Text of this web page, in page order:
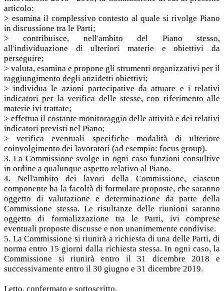
articolo:
> esamina il complessivo contesto al quale si rivolge Piano
in discussione tra le Parti;
> contribuisce, nell'ambito del Piano stesso,
all'individuazione di ulteriori materie e obiettivi da
perseguire;
> valuta, esamina e propone gli strumenti organizzativi per il
raggiungimento degli anzidetti obiettivi;
> individua le azioni partecipative da attuare e i relativi
indicatori per la verifica delle stesse, con riferimento alle
materie ivi trattate;
> effettua il costante monitoraggio delle attività e dei relativi
indicatori previsti nel Piano;
> verifica eventuali specifiche modalità di ulteriore
coinvolgimento dei lavoratori (ad esempio: focus group).
3. La Commissione svolge in ogni caso funzioni consultive
in ordine a qualunque aspetto relativo al Piano.
4. Nell'ambito dei lavori della Commissione, ciascun
componente ha la facoltà di formulare proposte, che saranno
oggetto di valutazione e determinazione da parte della
Commissione stessa. Le risultanze delle riunioni saranno
oggetto di formalizzazione tra le Parti, ivi comprese
eventuali proposte discusse e non unanimemente condivise.
5. La Commissione si riunirà a richiesta di una delle Parti, di
norma entro 15 giorni dalla richiesta stessa. In ogni caso, la
Commissione si riunirà entro il 31 dicembre 2018 e
successivamente entro il 30 giugno e 31 dicembre 2019.
Letto, confermato e sottoscritto.